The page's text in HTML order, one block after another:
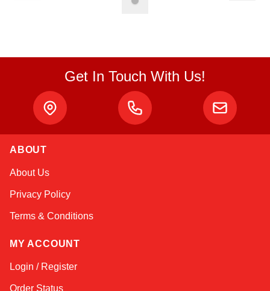
Get In Touch With Us!
ABOUT
About Us
Privacy Policy
Terms & Conditions
MY ACCOUNT
Login / Register
Order Status